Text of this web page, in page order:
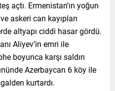
açtı. Ermenistan’ın yoğun
askeri can kayıpları
altyapı ciddi hasar gördü.
Aliyev’in emri ile
boyunca karşı saldırı
Azerbaycan 6 köy ile
kurtardı.